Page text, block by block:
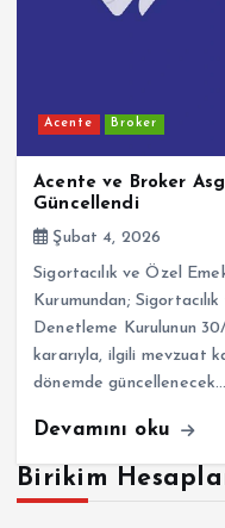
Acente Broker
Acente ve Broker
Güncellendi
Şubat 4, 2026
Sigortacılık ve Özel
Kurumundan;
Denetleme Kurulunun
kararıyla, ilgili mevzuat
dönemde güncellenecek…
Devamını oku
Birikim